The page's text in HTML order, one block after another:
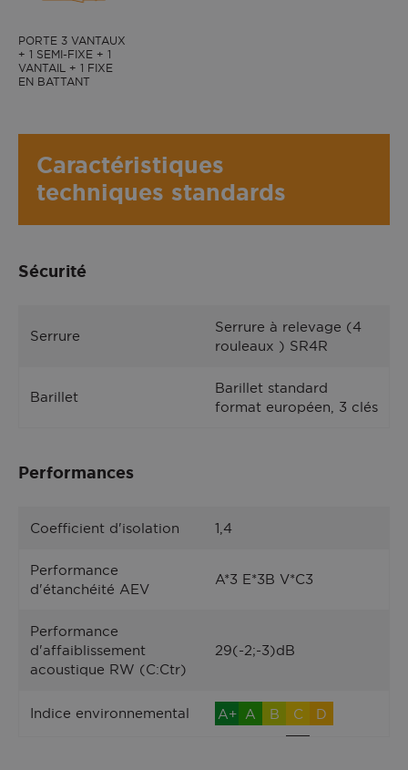
PORTE 3 VANTAUX
+ 1 SEMI-FIXE + 1
VANTAIL + 1 FIXE
EN BATTANT
Caractéristiques
techniques standards
Sécurité
Serrure
Serrure à relevage (4
rouleaux ) SR4R
Barillet
Barillet standard
format européen, 3 clés
Performances
Coefficient d'isolation 1,4
Performance
d'étanchéité AEV
A*3 E*3B V*C3
Performance
d'affaiblissement
acoustique RW (C:Ctr)
29(-2;-3)dB
Indice environnemental A+ A B C D